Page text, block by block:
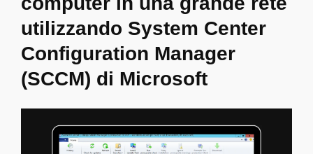
utilizzando System Center
Configuration Manager
(SCCM) di Microsoft